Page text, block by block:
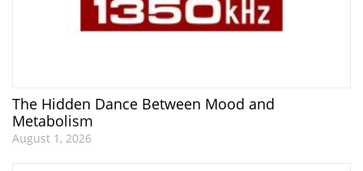
The Hidden Dance Between Mood and
Metabolism
August 1, 2026